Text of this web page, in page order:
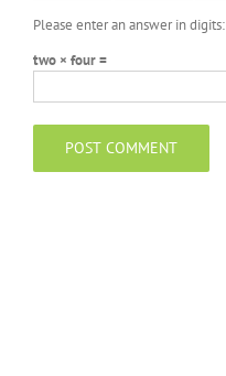
Please enter an answer in digits:
two × four =